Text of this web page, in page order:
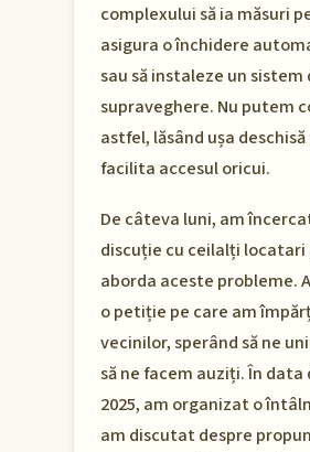
complexului să ia măsuri
asigura o închidere
sau să instaleze un sistem
supraveghere. Nu putem
astfel, lăsând ușa
facilita accesul oricui.
De câteva luni, am
discuție cu ceilalți
aborda aceste probleme.
o petiție pe care am
vecinilor, sperând să ne
să ne facem auziți. În data
2025, am organizat o
am discutat despre